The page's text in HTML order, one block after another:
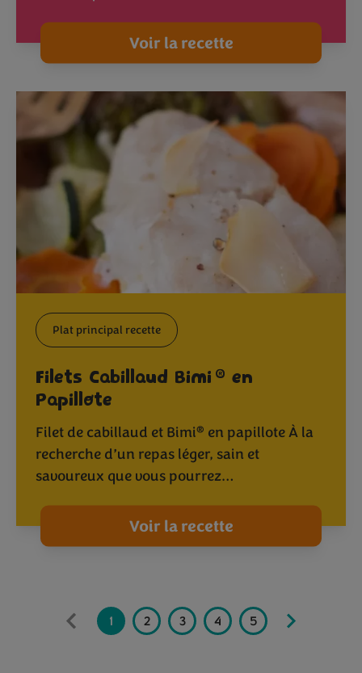
Voir la recette
Plat principal recette
Filets Cabillaud Bimi ® en
Papillote
Filet de cabillaud et Bimi® en papillote À la
recherche d’un repas léger, sain et
savoureux que vous pourrez…
Voir la recette
1 2 3 4 5 6